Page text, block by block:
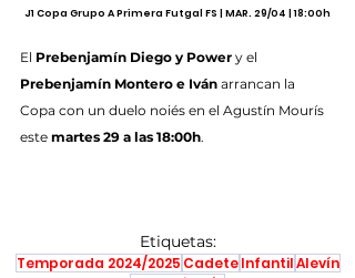
J1 Copa Grupo A Primera Futgal FS | MAR. 29/04 | 18:00h
El Prebenjamín Diego y Power y el
Prebenjamín Montero e Iván arrancan la
Copa con un duelo noiés en el Agustín Mourís
este martes 29 a las 18:00h.
Etiquetas:
Temporada 2024/2025 Cadete InfantilAlevín